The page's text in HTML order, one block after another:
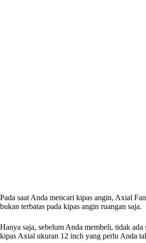
Pada saat Anda mencari kipas angin, Axial
bukan terbatas pada kipas angin ruangan saja.
Hanya saja, sebelum Anda membeli, tidak
kipas Axial ukuran 12 inch yang perlu Anda